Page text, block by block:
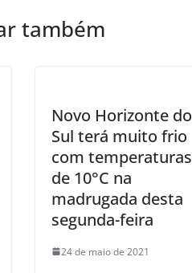
também
Novo Horizonte do
Sul terá muito frio
com temperaturas
de 10°C na
madrugada desta
segunda-feira
24 de maio de 2021